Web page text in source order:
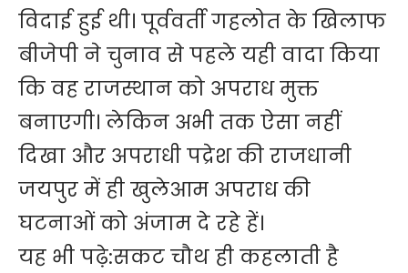
विदाई हुई थी। पूर्ववर्ती गहलोत के खिलाफ
बीजेपी ने चुनाव से पहले यही वादा किया
कि वह राजस्थान को अपराध मुक्त
बनाएगी। लेकिन अभी तक ऐसा नहीं
दिखा और अपराधी पद्रेश की राजधानी
जयपुर में ही खुलेआम अपराध की
घटनाओं को अंजाम दे रहे हें।
यह भी पढ़े:सकट चौथ ही कहलाती है